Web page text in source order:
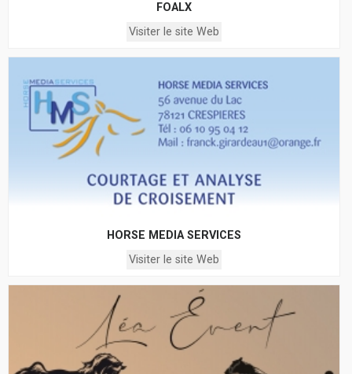
FOALX
Visiter le site Web
HORSE MEDIA SERVICES
Visiter le site Web